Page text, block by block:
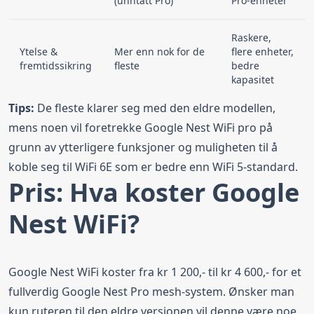
Ytelse &
fremtidssikring
Mer enn nok for de
fleste
Raskere,
flere enheter,
bedre
kapasitet
Tips: De fleste klarer seg med den eldre modellen,
mens noen vil foretrekke Google Nest WiFi pro på
grunn av ytterligere funksjoner og muligheten til å
koble seg til WiFi 6E som er bedre enn WiFi 5-standard.
Pris: Hva koster Google
Nest WiFi?
Google Nest WiFi koster fra kr 1 200,- til kr 4 600,- for et
fullverdig Google Nest Pro mesh-system. Ønsker man